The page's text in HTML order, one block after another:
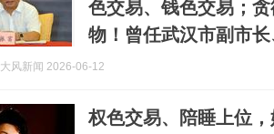
色交易、钱色交易；
物！曾任武汉市副市
大风新闻 2026-06-12
权色交易、陪睡上位